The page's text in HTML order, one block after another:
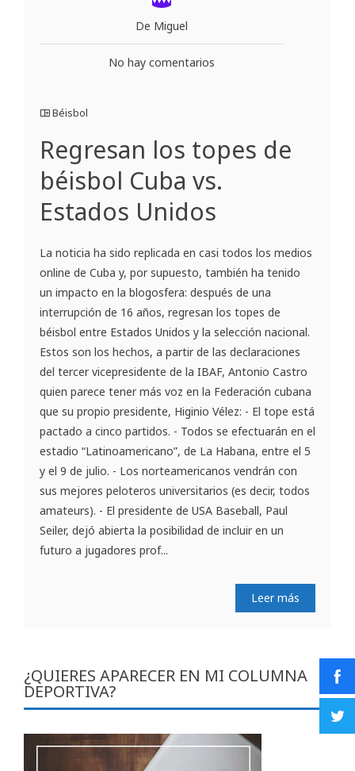
De Miguel
No hay comentarios
Béisbol
Regresan los topes de
béisbol Cuba vs.
Estados Unidos
La noticia ha sido replicada en casi todos los medios
online de Cuba y, por supuesto, también ha tenido
un impacto en la blogosfera: después de una
interrupción de 16 años, regresan los topes de
béisbol entre Estados Unidos y la selección nacional.
Estos son los hechos, a partir de las declaraciones
del tercer vicepresidente de la IBAF, Antonio Castro
quien parece tener más voz en la Federación cubana
que su propio presidente, Higinio Vélez: - El tope está
pactado a cinco partidos. - Todos se efectuarán en el
estadio “Latinoamericano”, de La Habana, entre el 5
y el 9 de julio. - Los norteamericanos vendrán con
sus mejores peloteros universitarios (es decir, todos
amateurs). - El presidente de USA Baseball, Paul
Seiler, dejó abierta la posibilidad de incluir en un
futuro a jugadores prof...
Leer más
¿QUIERES APARECER EN MI COLUMNA
DEPORTIVA?